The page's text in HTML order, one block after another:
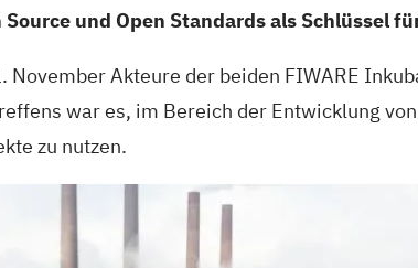
und Open Standards als Schlüssel
Akteure der beiden FIWARE
war es, im Bereich der Entwicklung
zu nutzen.